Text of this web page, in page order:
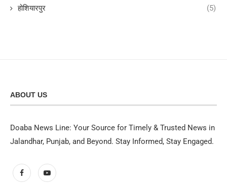
होशियारपुर (5)
ABOUT US
Doaba News Line: Your Source for Timely & Trusted News in
Jalandhar, Punjab, and Beyond. Stay Informed, Stay Engaged.